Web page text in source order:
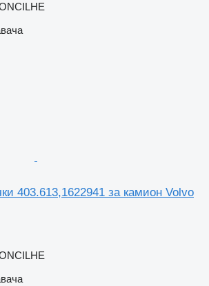
403.613,1622941 за камион Volvo